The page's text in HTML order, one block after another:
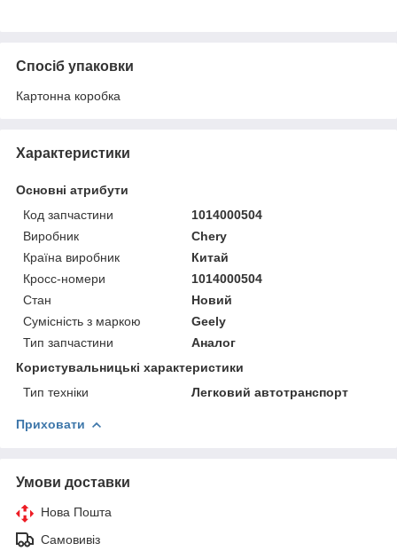
Спосіб упаковки
Картонна коробка
Характеристики
Основні атрибути
Код запчастини
1014000504
Виробник
Chery
Країна виробник
Китай
Кросс-номери
1014000504
Стан
Новий
Сумісність з маркою
Geely
Тип запчастини
Аналог
Користувальницькі характеристики
Тип техніки
Легковий автотранспорт
Приховати
Умови доставки
Нова Пошта
Самовивіз